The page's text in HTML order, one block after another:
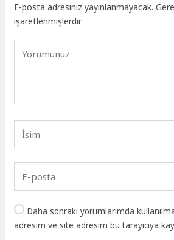
E-posta adresiniz yayınlanmayacak.
işaretlenmişlerdir
Daha sonraki yorumlarımda
adresim ve site adresim bu tarayıcıya